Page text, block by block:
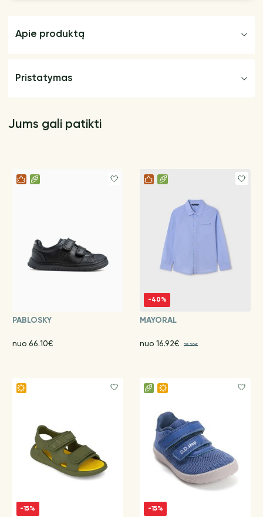
Apie produktą
Pristatymas
Jums gali patikti
PABLOSKY
nuo 66.10€
-40%
MAYORAL
nuo 16.92€ 28.20€
-15% -15%